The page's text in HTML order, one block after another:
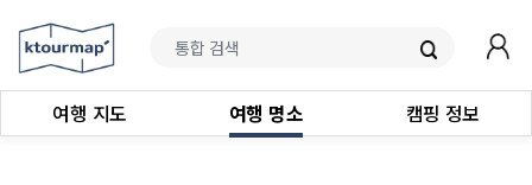
여행 지도 여행 명소 캠핑 정보